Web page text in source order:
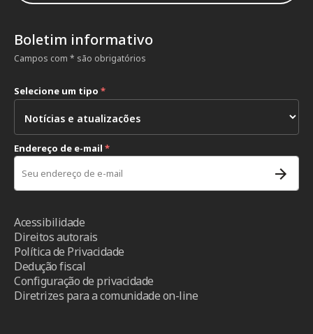
Boletim informativo
Campos com * são obrigatórios
Selecione um tipo *
Endereço de e-mail *
Acessibilidade
Direitos autorais
Política de Privacidade
Dedução fiscal
Configuração de privacidade
Diretrizes para a comunidade on-line